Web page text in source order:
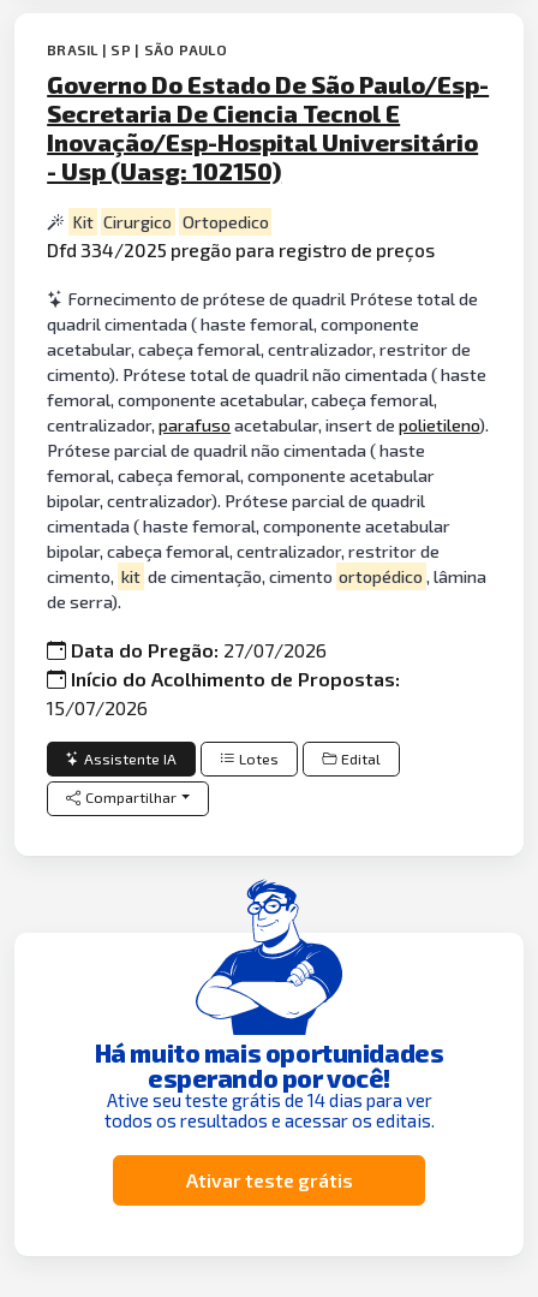
BRASIL | SP | SÃO PAULO
Governo Do Estado De São Paulo/Esp-
Secretaria De Ciencia Tecnol E
Inovação/Esp-Hospital Universitário
- Usp (Uasg: 102150)
Kit Cirurgico Ortopedico
Dfd 334/2025 pregão para registro de preços
Fornecimento de prótese de quadril Prótese total de
quadril cimentada ( haste femoral, componente
acetabular, cabeça femoral, centralizador, restritor de
cimento). Prótese total de quadril não cimentada ( haste
femoral, componente acetabular, cabeça femoral,
centralizador,parafusoacetabular, insert depolietileno).
Prótese parcial de quadril não cimentada ( haste
femoral, cabeça femoral, componente acetabular
bipolar, centralizador). Prótese parcial de quadril
cimentada ( haste femoral, componente acetabular
bipolar, cabeça femoral, centralizador, restritor de
cimento, kit de cimentação, cimento ortopédico , lâmina
de serra).
Data do Pregão: 27/07/2026
Início do Acolhimento de Propostas:
15/07/2026
Assistente IA Lotes Edital
Compartilhar
Há muito mais oportunidades
esperando por você!
Ative seu teste grátis de 14 dias para ver
todos os resultados e acessar os editais.
Ativar teste grátis